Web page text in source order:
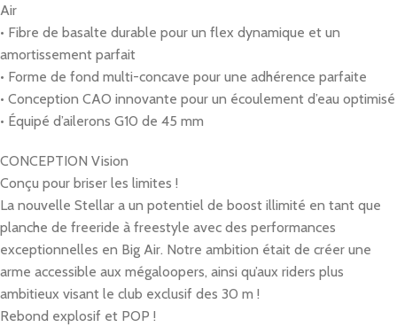
Air
• Fibre de basalte durable pour un flex dynamique et un
amortissement parfait
• Forme de fond multi-concave pour une adhérence parfaite
• Conception CAO innovante pour un écoulement d’eau optimisé
• Équipé d’ailerons G10 de 45 mm
CONCEPTION Vision
Conçu pour briser les limites !
La nouvelle Stellar a un potentiel de boost illimité en tant que
planche de freeride à freestyle avec des performances
exceptionnelles en Big Air. Notre ambition était de créer une
arme accessible aux mégaloopers, ainsi qu’aux riders plus
ambitieux visant le club exclusif des 30 m !
Rebond explosif et POP !